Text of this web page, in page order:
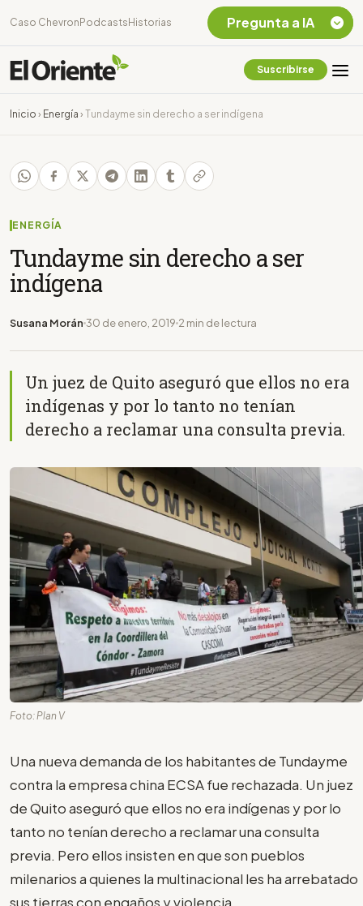
Caso Chevron Podcasts Historias
Suscribirse
Inicio › Energía › Tundayme sin derecho a ser indígena
ENERGÍA
Tundayme sin derecho a ser
indígena
Susana Morán 30 de enero, 2019 2 min de lectura
Un juez de Quito aseguró que ellos no era
indígenas y por lo tanto no tenían
derecho a reclamar una consulta previa.
Foto: Plan V
Una nueva demanda de los habitantes de Tundayme
contra la empresa china ECSA fue rechazada. Un juez
de Quito aseguró que ellos no era indígenas y por lo
tanto no tenían derecho a reclamar una consulta
previa. Pero ellos insisten en que son pueblos
milenarios a quienes la multinacional les ha arrebatado
sus tierras con engaños y violencia.
Pregunta a IA
Chevron Ecuador